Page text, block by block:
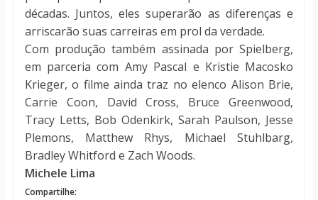
décadas. Juntos, eles superarão as diferenças e
arriscarão suas carreiras em prol da verdade.
Com produção também assinada por Spielberg,
em parceria com Amy Pascal e Kristie Macosko
Krieger, o filme ainda traz no elenco Alison Brie,
Carrie Coon, David Cross, Bruce Greenwood,
Tracy Letts, Bob Odenkirk, Sarah Paulson, Jesse
Plemons, Matthew Rhys, Michael Stuhlbarg,
Bradley Whitford e Zach Woods.
Michele Lima
Compartilhe: